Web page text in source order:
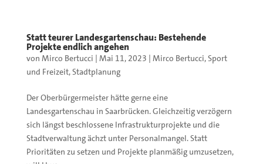
Statt teurer Landesgartenschau: Bestehende
Projekte endlich angehen
von Mirco Bertucci | Mai 11, 2023 | Mirco Bertucci,Sport
und Freizeit,Stadtplanung
Der Oberbürgermeister hätte gerne eine
Landesgartenschau in Saarbrücken. Gleichzeitig verzögern
sich längst beschlossene Infrastrukturprojekte und die
Stadtverwaltung ächzt unter Personalmangel. Statt
Prioritäten zu setzen und Projekte planmäßig umzusetzen,